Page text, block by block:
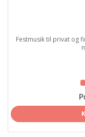
Festmusik til privat og